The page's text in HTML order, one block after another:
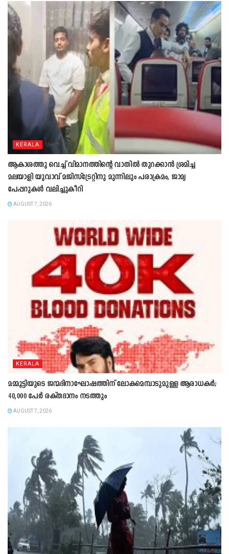
KERALA
ആകാശത്തു വെച്ച് വിമാനത്തിന്റെ വാതില്‍ തുറക്കാന്‍ ശ്രമിച്ച
മലയാളി യുവാവ് മജിസ്ട്രേറ്റിനു മുന്നിലും പരാക്രമം, ജാമ്യ
പേപ്പറുകൾ വലിച്ചുകീറി
AUGUST 7, 2026
KERALA
മമ്മൂട്ടിയുടെ ജന്മദിനാഘോഷത്തിന് ലോകമെമ്പാടുമുള്ള ആരാധകർ;
40,000 പേർ രക്തദാനം നടത്തും
AUGUST 7, 2026